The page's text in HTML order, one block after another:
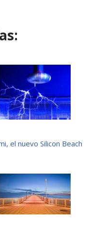
el nuevo Silicon Beach